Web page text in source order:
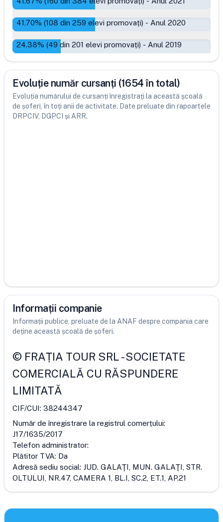
41.70% (108 din 259 elevi promovați) - Anul 2020
24.38% (49 din 201 elevi promovați) - Anul 2019
Evoluție număr cursanți (1654 în total)
Evoluția numărului de cursanți înregistrați la această școală
de șoferi, în toți anii de activitate. Date preluate din rapoartele
DRPCIV, DGPCI și ARR.
Informații companie
Informații publice, preluate de la ANAF despre compania care
deține această școală de șoferi.
© FRAȚIA TOUR SRL-SOCIETATE
COMERCIALĂ CU RĂSPUNDERE
LIMITATĂ
CIF/CUI: 38244347
Număr de înregistrare la registrul comerțului:
J17/1635/2017
Telefon administrator:
Plătitor TVA: Da
Adresă sediu social: JUD. GALAŢI, MUN. GALAŢI, STR.
OLTULUI, NR.47, CAMERA 1, BL.I, SC.2, ET.1, AP.21